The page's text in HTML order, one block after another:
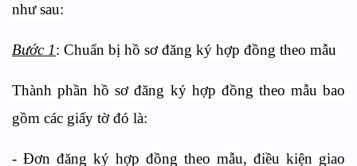
như sau:
Bước 1: Chuẩn bị hồ sơ đăng ký hợp đồng theo mẫu
Thành phần hồ sơ đăng ký hợp đồng theo mẫu bao
gồm các giấy tờ đó là:
- Đơn đăng ký hợp đồng theo mẫu, điều kiện giao